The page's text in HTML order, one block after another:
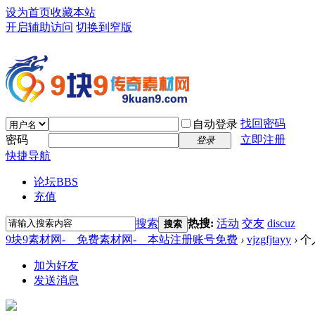
设为首页收藏本站
开启辅助访问 切换到窄版
自动登录 找回密码
密码
登录
立即注册
快捷导航
论坛BBS
充值
搜索 搜索 热搜: 活动 交友 discuz
9块9素材网-＿免费素材网-＿本站注册账号免费 › vjzgfjtayy › 个
加为好友
发送消息